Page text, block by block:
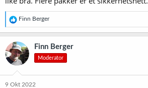
R
e
a
k
s
j
o
e
Finn Berger
Finn Berger
Moderator
9 Okt 2022